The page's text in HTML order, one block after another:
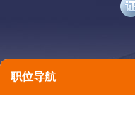
职位导航